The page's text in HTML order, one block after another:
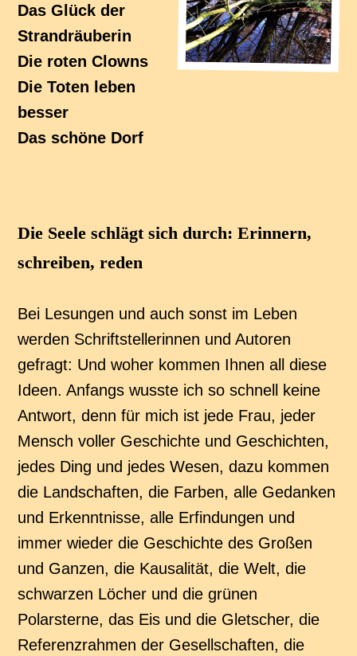
Das Glück der
Strandräuberin
Die roten Clowns
Die Toten leben
besser
Das schöne Dorf
Die Seele schlägt sich durch: Erinnern,
schreiben, reden
Bei Lesungen und auch sonst im Leben
werden Schriftstellerinnen und Autoren
gefragt: Und woher kommen Ihnen all diese
Ideen. Anfangs wusste ich so schnell keine
Antwort, denn für mich ist jede Frau, jeder
Mensch voller Geschichte und Geschichten,
jedes Ding und jedes Wesen, dazu kommen
die Landschaften, die Farben, alle Gedanken
und Erkenntnisse, alle Erfindungen und
immer wieder die Geschichte des Großen
und Ganzen, die Kausalität, die Welt, die
schwarzen Löcher und die grünen
Polarsterne, das Eis und die Gletscher, die
Referenzrahmen der Gesellschaften, die